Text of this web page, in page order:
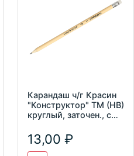
Карандаш ч/г Красин
"Конструктор" ТМ (HB)
круглый, заточен., с
13,00